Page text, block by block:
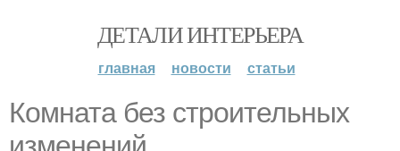
ДЕТАЛИ ИНТЕРЬЕРА
главная новости статьи
Комната без строительных